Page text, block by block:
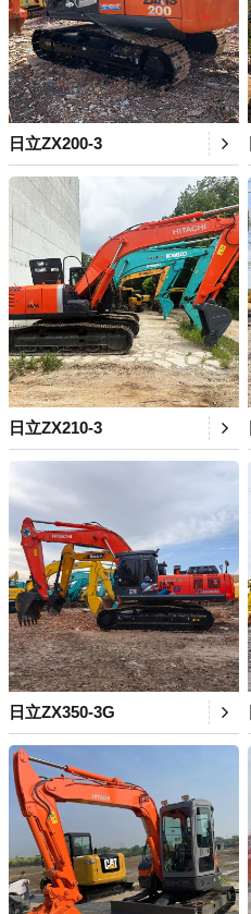
日立ZX200-3
日立ZX210-3
日立ZX350-3G